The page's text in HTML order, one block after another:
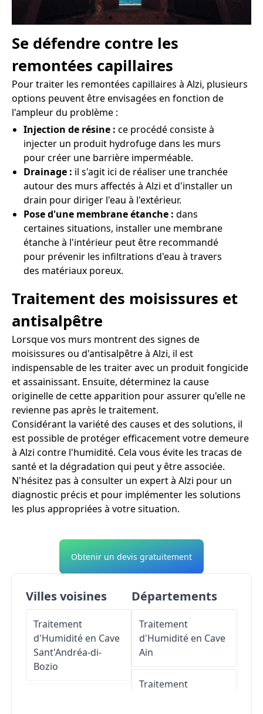
Se défendre contre les
remontées capillaires
Pour traiter les remontées capillaires à Alzi, plusieurs
options peuvent être envisagées en fonction de
l'ampleur du problème :
Injection de résine : ce procédé consiste à
injecter un produit hydrofuge dans les murs
pour créer une barrière imperméable.
Drainage : il s'agit ici de réaliser une tranchée
autour des murs affectés à Alzi et d'installer un
drain pour diriger l'eau à l'extérieur.
Pose d'une membrane étanche : dans
certaines situations, installer une membrane
étanche à l'intérieur peut être recommandé
pour prévenir les infiltrations d'eau à travers
des matériaux poreux.
Traitement des moisissures et
antisalpêtre
Lorsque vos murs montrent des signes de
moisissures ou d'antisalpêtre à Alzi, il est
indispensable de les traiter avec un produit fongicide
et assainissant. Ensuite, déterminez la cause
originelle de cette apparition pour assurer qu'elle ne
revienne pas après le traitement.
Considérant la variété des causes et des solutions, il
est possible de protéger efficacement votre demeure
à Alzi contre l'humidité. Cela vous évite les tracas de
santé et la dégradation qui peut y être associée.
N'hésitez pas à consulter un expert à Alzi pour un
diagnostic précis et pour implémenter les solutions
les plus appropriées à votre situation.
Obtenir un devis gratuitement
Villes voisines
Traitement
d'Humidité en Cave
Sant'Andréa-di-
Bozio
Départements
Traitement
d'Humidité en Cave
Ain
Traitement